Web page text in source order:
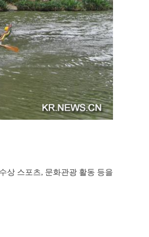
상 스포츠, 문화관광 활동 등을